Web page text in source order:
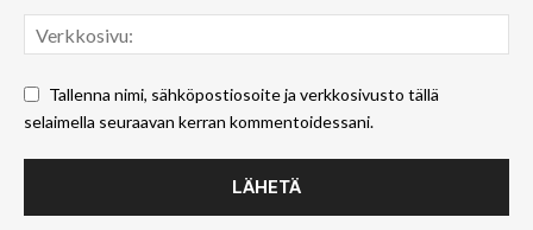
Tallenna nimi, sähköpostiosoite ja verkkosivusto tällä
selaimella seuraavan kerran kommentoidessani.